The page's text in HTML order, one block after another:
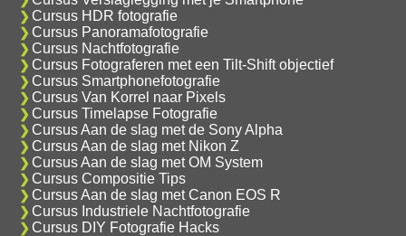
Cursus HDR fotografie
Cursus Panoramafotografie
Cursus Nachtfotografie
Cursus Fotograferen met een Tilt-Shift objectief
Cursus Smartphonefotografie
Cursus Van Korrel naar Pixels
Cursus Timelapse Fotografie
Cursus Aan de slag met de Sony Alpha
Cursus Aan de slag met Nikon Z
Cursus Aan de slag met OM System
Cursus Compositie Tips
Cursus Aan de slag met Canon EOS R
Cursus Industriele Nachtfotografie
Cursus DIY Fotografie Hacks